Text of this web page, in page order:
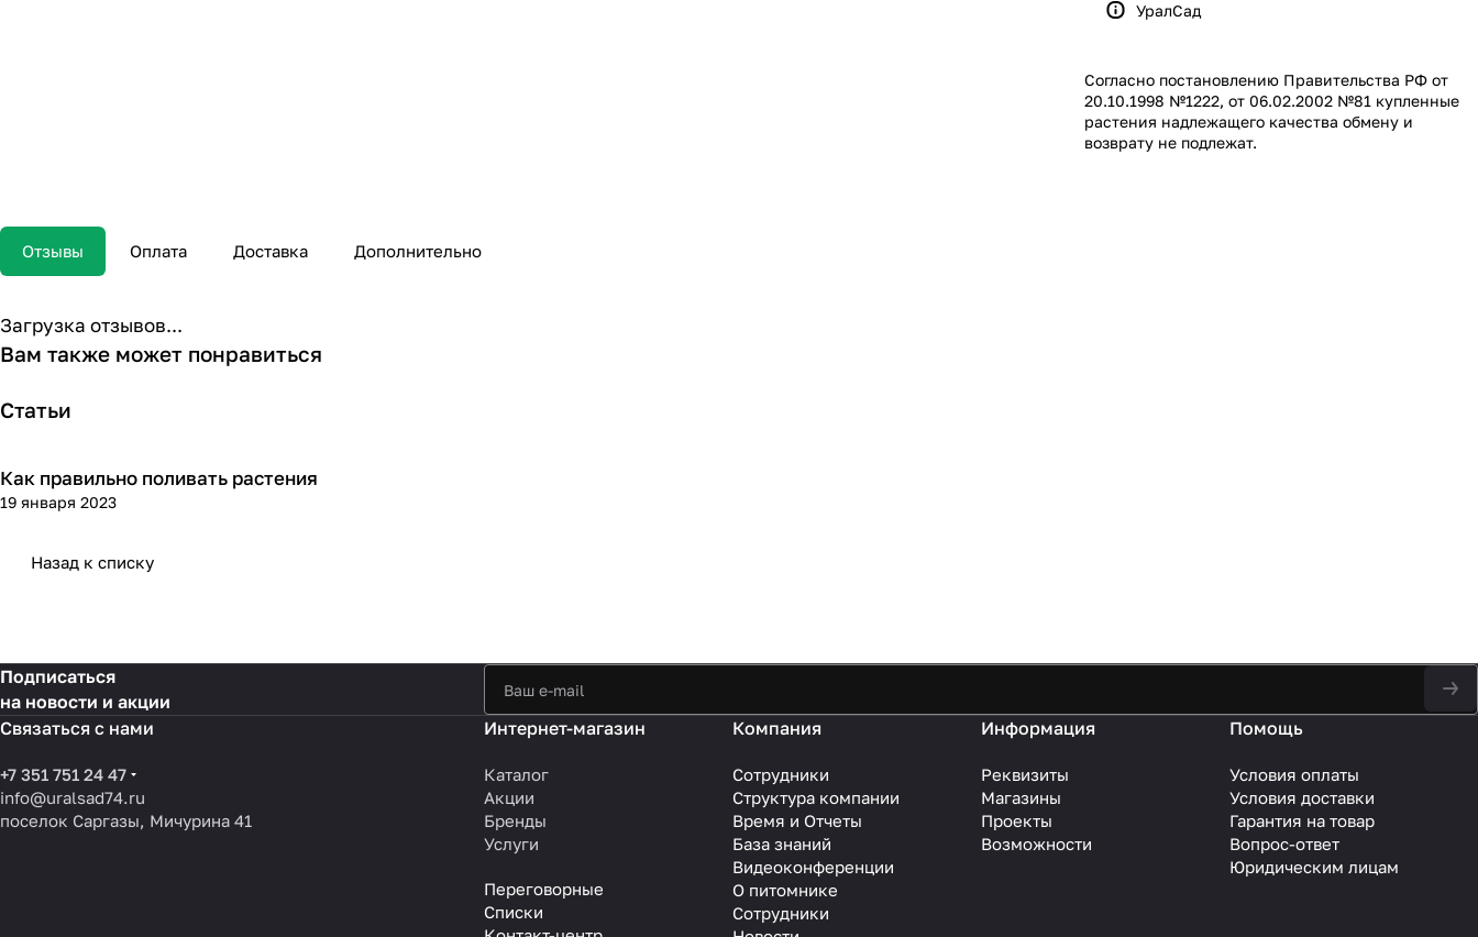
УралСад
Согласно постановлению Правительства РФ от
20.10.1998 №1222, от 06.02.2002 №81 купленные
растения надлежащего качества обмену и
возврату не подлежат.
Отзывы Оплата Доставка Дополнительно
Загрузка отзывов...
Вам также может понравиться
Статьи
Посадка и уход
Как правильно поливать растения
19 января 2023
Назад к списку
Подписаться
на новости и акции
Связаться с нами
+7 351 751 24 47
info@uralsad74.ru
поселок Саргазы, Мичурина 41
Интернет-магазин
Каталог
Акции
Бренды
Услуги
Переговорные
Списки
Компания
Сотрудники
Структура компании
Время и Отчеты
База знаний
Видеоконференции
О питомнике
Сотрудники
Информация
Реквизиты
Магазины
Проекты
Возможности
Помощь
Условия оплаты
Условия доставки
Гарантия на товар
Вопрос-ответ
Юридическим лицам